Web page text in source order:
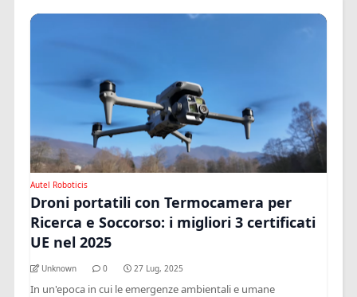
Autel Roboticis
Droni portatili con Termocamera per
Ricerca e Soccorso: i migliori 3 certificati
UE nel 2025
Unknown 0 27 Lug, 2025
In un'epoca in cui le emergenze ambientali e umane